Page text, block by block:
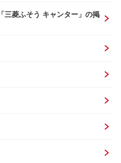
三菱ふそう キャンター」の掲